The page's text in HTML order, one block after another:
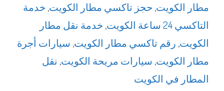
مطار الكويت, حجز تاكسي مطار الكويت, خدمة
التاكسي 24 ساعة الكويت
, خدمة نقل مطار
الكويت, رقم تاكسي مطار الكويت, سيارات أجرة
مطار الكويت, سيارات مريحة الكويت, نقل
المطار في الكويت